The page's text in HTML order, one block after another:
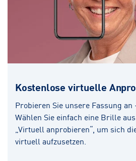
Kostenlose virtuelle
Probieren Sie unsere Fassung an
Wählen Sie einfach eine Brille
„Virtuell anprobieren“, um sich
virtuell aufzusetzen.